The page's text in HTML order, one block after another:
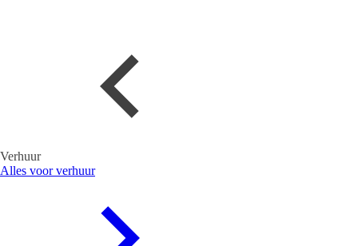
Verhuur
Alles voor verhuur